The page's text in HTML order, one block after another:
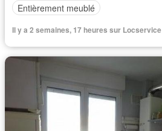
Entièrement meublé
Il y a 2 semaines, 17 heures sur Locservice